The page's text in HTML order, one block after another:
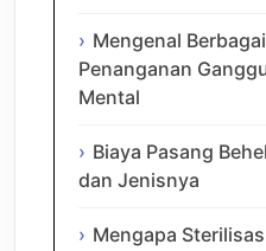
Mengenal
Penanganan
Mental
Biaya Pasang
dan Jenisnya
Mengapa